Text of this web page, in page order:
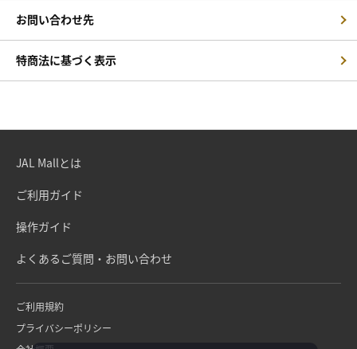
お問い合わせ先
特商法に基づく表示
JAL Mallとは
ご利用ガイド
操作ガイド
よくあるご質問・お問い合わせ
ご利用規約
プライバシーポリシー